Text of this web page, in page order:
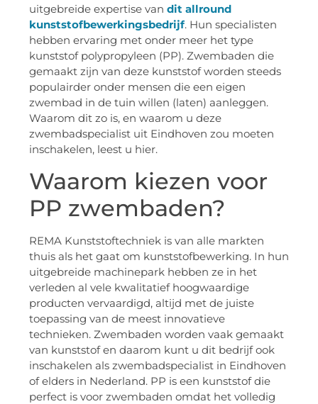
uitgebreide expertise van dit allround
kunststofbewerkingsbedrijf. Hun specialisten
hebben ervaring met onder meer het type
kunststof polypropyleen (PP). Zwembaden die
gemaakt zijn van deze kunststof worden steeds
populairder onder mensen die een eigen
zwembad in de tuin willen (laten) aanleggen.
Waarom dit zo is, en waarom u deze
zwembadspecialist uit Eindhoven zou moeten
inschakelen, leest u hier.
Waarom kiezen voor
PP zwembaden?
REMA Kunststoftechniek is van alle markten
thuis als het gaat om kunststofbewerking. In hun
uitgebreide machinepark hebben ze in het
verleden al vele kwalitatief hoogwaardige
producten vervaardigd, altijd met de juiste
toepassing van de meest innovatieve
technieken. Zwembaden worden vaak gemaakt
van kunststof en daarom kunt u dit bedrijf ook
inschakelen als zwembadspecialist in Eindhoven
of elders in Nederland. PP is een kunststof die
perfect is voor zwembaden omdat het volledig